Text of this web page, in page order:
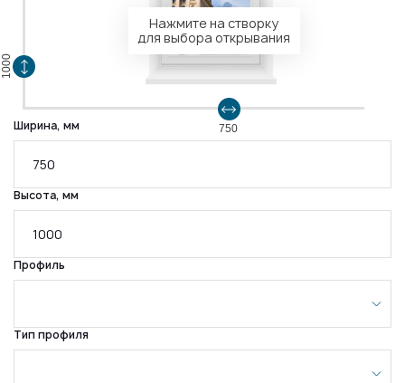
1000
750
Нажмите на створку
для выбора открывания
Ширина, мм
Высота, мм
Профиль
Тип профиля